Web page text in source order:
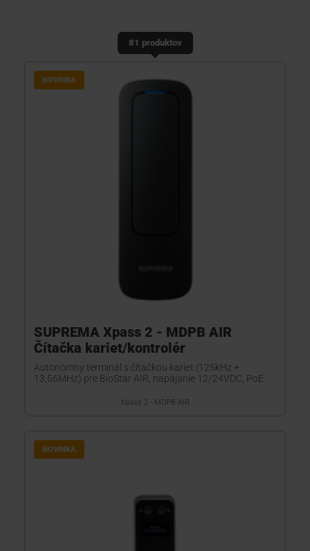
81 produktov
NOVINKA
SUPREMA Xpass 2 - MDPB AIR
Čítačka kariet/kontrolér
Autonómny terminál s čítačkou kariet (125kHz +
13,56MHz) pre BioStar AIR, napájanie 12/24VDC, PoE
Xpass 2 - MDPB AIR
NOVINKA